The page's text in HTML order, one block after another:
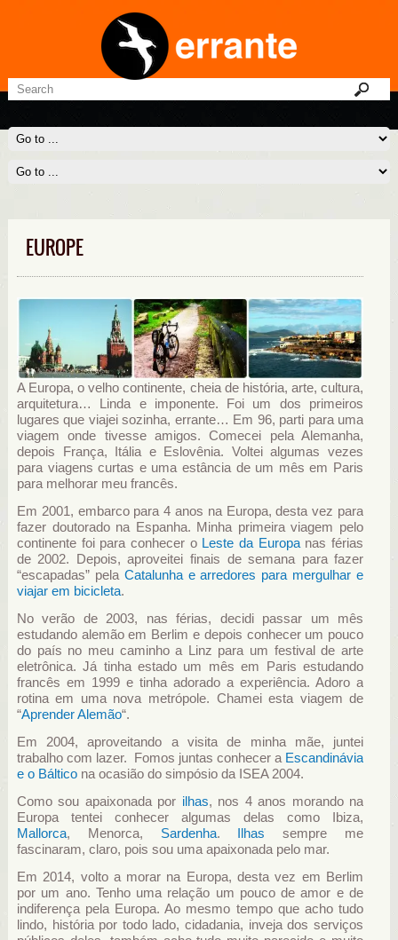
EUROPE
A Europa, o velho continente, cheia de história, arte, cultura,
arquitetura… Linda e imponente. Foi um dos primeiros
lugares que viajei sozinha, errante… Em 96, parti para uma
viagem onde tivesse amigos. Comecei pela Alemanha,
depois França, Itália e Eslovênia. Voltei algumas vezes
para viagens curtas e uma estância de um mês em Paris
para melhorar meu francês.
Em 2001, embarco para 4 anos na Europa, desta vez para
fazer doutorado na Espanha. Minha primeira viagem pelo
continente foi para conhecer o Leste da Europanas férias
de 2002. Depois, aproveitei finais de semana para fazer
“escapadas” pela Catalunha e arredores para mergulhar e
viajar em bicicleta.
No verão de 2003, nas férias, decidi passar um mês
estudando alemão em Berlim e depois conhecer um pouco
do país no meu caminho a Linz para um festival de arte
eletrônica. Já tinha estado um mês em Paris estudando
francês em 1999 e tinha adorado a experiência. Adoro a
rotina em uma nova metrópole. Chamei esta viagem de
“Aprender Alemão“.
Em 2004, aproveitando a visita de minha mãe, juntei
trabalho com lazer. Fomos juntas conhecer a Escandinávia
e o Bálticona ocasião do simpósio da ISEA 2004.
Como sou apaixonada por ilhas, nos 4 anos morando na
Europa tentei conhecer algumas delas como Ibiza,
Mallorca, Menorca, Sardenha. Ilhas sempre me
fascinaram, claro, pois sou uma apaixonada pelo mar.
Em 2014, volto a morar na Europa, desta vez em Berlim
por um ano. Tenho uma relação um pouco de amor e de
indiferença pela Europa. Ao mesmo tempo que acho tudo
lindo, história por todo lado, cidadania, inveja dos serviços